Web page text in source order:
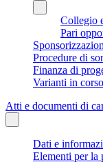
Collegio
Pari
Procedure di
Finanza di
Varianti in
Atti e documenti di
Dati e
Elementi per la